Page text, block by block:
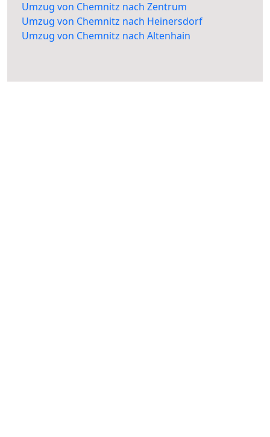
Umzug von Chemnitz nach Zentrum
Umzug von Chemnitz nach Heinersdorf
Umzug von Chemnitz nach Altenhain